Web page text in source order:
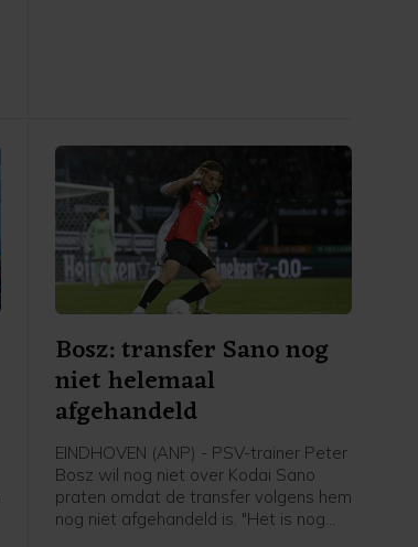
Bosz: transfer Sano nog
niet helemaal
afgehandeld
EINDHOVEN (ANP) - PSV-trainer Peter
Bosz wil nog niet over Kodai Sano
praten omdat de transfer volgens hem
nog niet afgehandeld is. "Het is nog